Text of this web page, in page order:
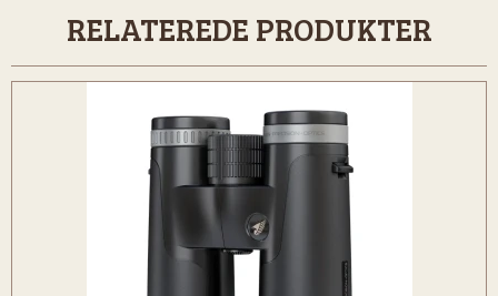
RELATEREDE PRODUKTER